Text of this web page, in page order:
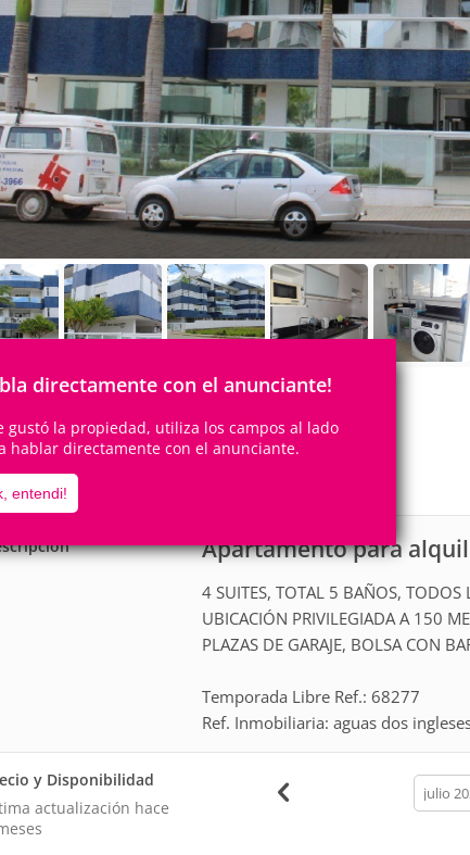
directamente con el anunciante!
gustó la propiedad, utiliza los campos al lado
hablar directamente con el anunciante.
entendi!
9Personas 4Cuartos
Apartamento para
4 SUITES, TOTAL 5 BAÑOS,
UBICACIÓN PRIVILEGIADA A 150
PLAZAS DE GARAJE, BOLSA CON
Temporada Libre Ref.: 68277
Ref. Inmobiliaria: aguas dos
y Disponibilidad
actualización hace
month